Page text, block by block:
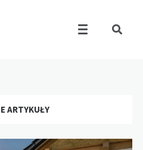
ARTYKUŁY